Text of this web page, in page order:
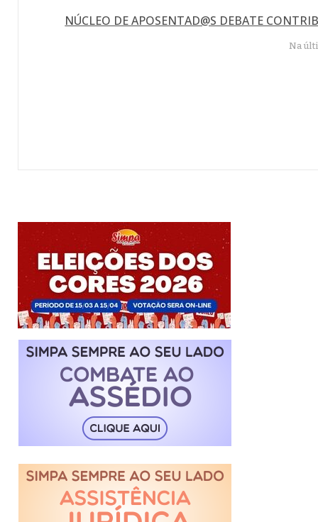
NÚCLEO DE APOSENTAD@S DEBATE
Na